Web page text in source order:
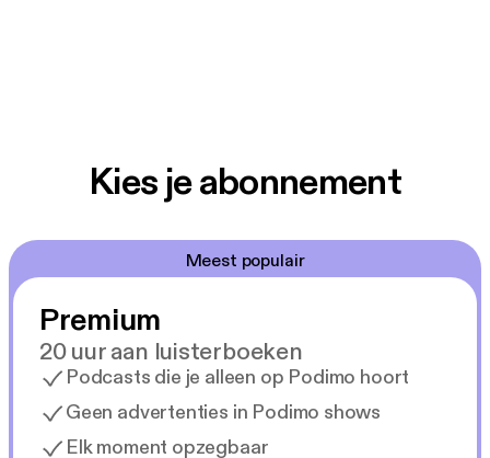
Kies je abonnement
Meest populair
Premium
20 uur aan luisterboeken
Podcasts die je alleen op Podimo hoort
Geen advertenties in Podimo shows
Elk moment opzegbaar